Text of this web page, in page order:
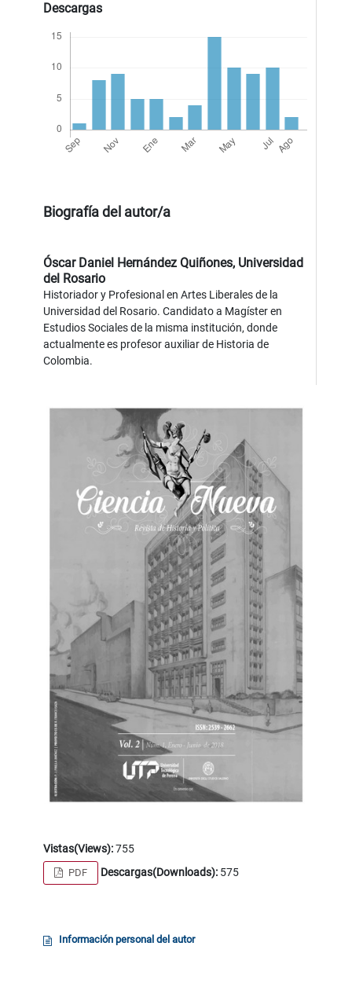
Descargas
Biografía del autor/a
Óscar Daniel Hernández Quiñones, Universidad
del Rosario
Historiador y Profesional en Artes Liberales de la
Universidad del Rosario. Candidato a Magíster en
Estudios Sociales de la misma institución, donde
actualmente es profesor auxiliar de Historia de
Colombia.
Vistas(Views):755
PDF Descargas(Downloads):575
Información personal del autor